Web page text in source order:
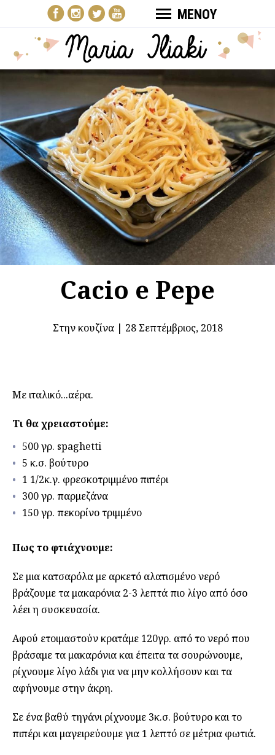
ΜΕΝΟΥ
Cacio e Pepe
Στην κουζίνα| 28 Σεπτέμβριος, 2018
Με ιταλικό...αέρα.
Τι θα χρειαστούμε:
500 γρ. spaghetti
5 κ.σ. βούτυρο
1 1/2κ.γ. φρεσκοτριμμένο πιπέρι
300 γρ. παρμεζάνα
150 γρ. πεκορίνο τριμμένο
Πως το φτιάχνουμε:
Σε μια κατσαρόλα με αρκετό αλατισμένο νερό
βράζουμε τα μακαρόνια 2-3 λεπτά πιο λίγο από όσο
λέει η συσκευασία.
Αφού ετοιμαστούν κρατάμε 120γρ. από το νερό που
βράσαμε τα μακαρόνια και έπειτα τα σουρώνουμε,
ρίχνουμε λίγο λάδι για να μην κολλήσουν και τα
αφήνουμε στην άκρη.
Σε ένα βαθύ τηγάνι ρίχνουμε 3κ.σ. βούτυρο και το
πιπέρι και μαγειρεύουμε για 1 λεπτό σε μέτρια φωτιά.